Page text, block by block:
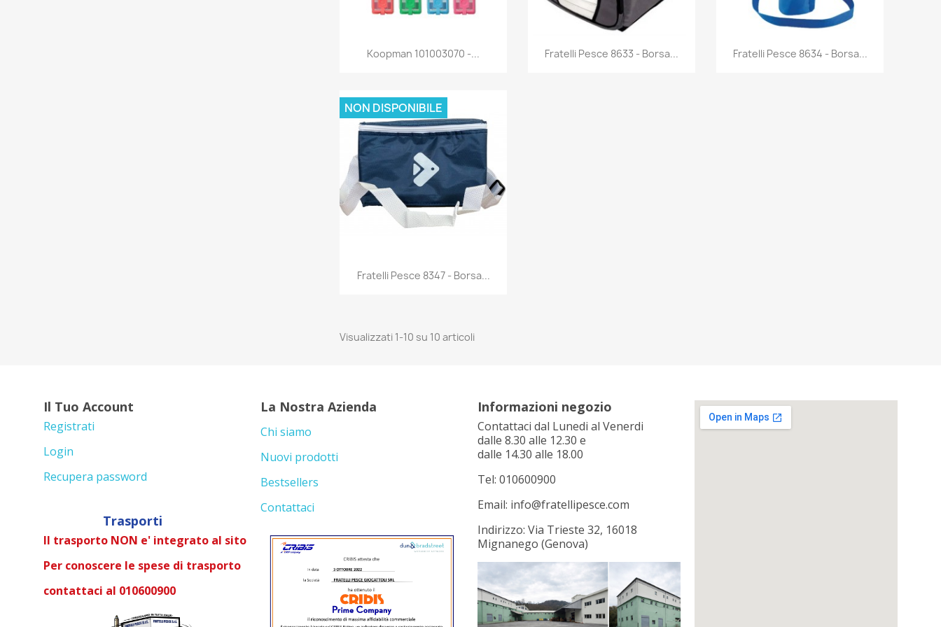
Anteprima
Koopman 101003070 -... Anteprima
Fratelli Pesce 8633 - Borsa... Anteprima
Fratelli Pesce 8634 - Borsa...
Anteprima
Fratelli Pesce 8347 - Borsa...
NON DISPONIBILE
Visualizzati 1-10 su 10 articoli
Il Tuo Account
Registrati
Login
Recupera password
Trasporti
Il trasporto NON e' integrato al sito
Per conoscere le spese di trasporto
contattaci al 010600900
La Nostra Azienda
Chi siamo
Nuovi prodotti
Bestsellers
Contattaci
Informazioni negozio
Contattaci dal Lunedi al Venerdi
dalle 8.30 alle 12.30 e
dalle 14.30 alle 18.00
Tel: 010600900
Email: info@fratellipesce.com
Indirizzo: Via Trieste 32, 16018
Mignanego (Genova)